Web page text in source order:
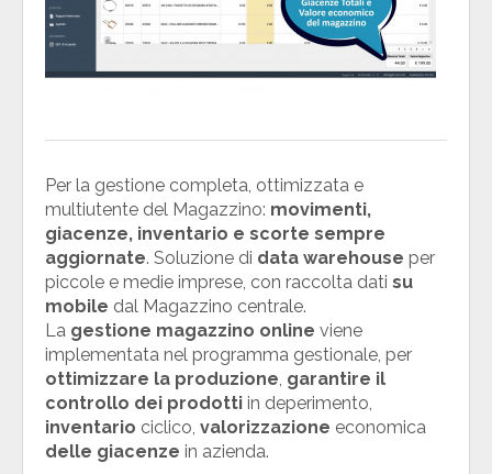
Per la gestione completa, ottimizzata e
multiutente del Magazzino: movimenti,
giacenze, inventario e scorte sempre
aggiornate. Soluzione di data warehouse per
piccole e medie imprese, con raccolta dati su
mobile dal Magazzino centrale.
La gestione magazzino online viene
implementata nel programma gestionale, per
ottimizzare la produzione garantire il
controllo dei prodotti in deperimento,
inventario ciclico, valorizzazione economica
delle giacenze in azienda.